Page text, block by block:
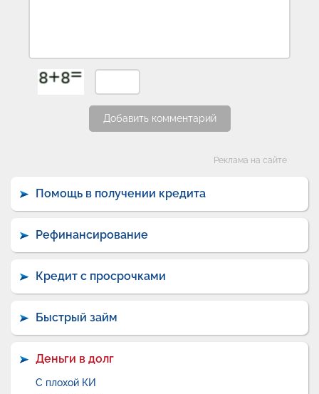
Добавить комментарий
Реклама на сайте
Помощь в получении кредита
Рефинансирование
Кредит с просрочками
Быстрый займ
Деньги в долг
С плохой КИ